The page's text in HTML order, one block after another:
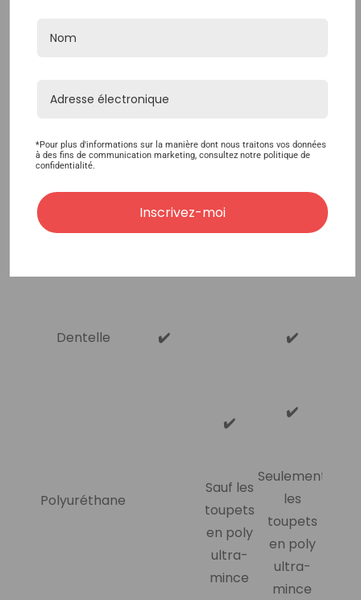
matériaux de base des compléments
RespirableDurable
naturel
Dentelle ✔️ ✔️
Polyuréthane
✔️
Sauf les
toupets
en poly
ultra-
mince
✔️
Seulement
les
toupets
en poly
ultra-
mince
*Pour plus d'informations sur la manière dont nous traitons vos données
à des fins de communication marketing, consultez notre politique de
confidentialité.
Inscrivez-moi